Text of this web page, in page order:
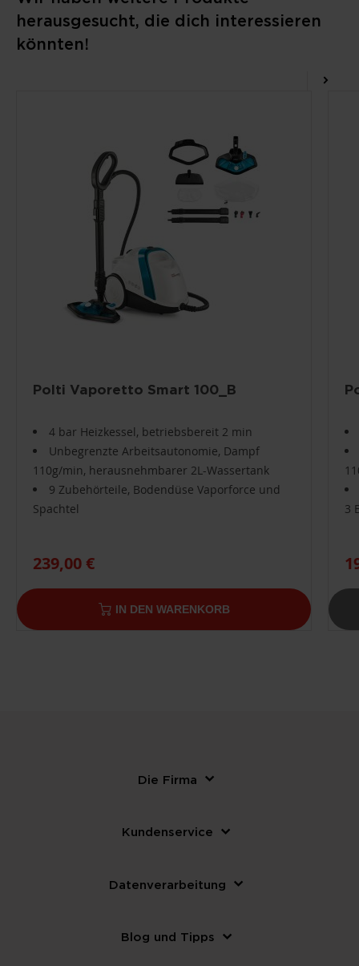
herausgesucht, die dich interessieren
könnten!
Polti Vaporetto Smart 100_B
4 bar Heizkessel, betriebsbereit 2 min
Unbegrenzte Arbeitsautonomie, Dampf
110g/min, herausnehmbarer 2L-Wassertank
9 Zubehörteile, Bodendüse Vaporforce und
Spachtel
239,00 €
IN DEN WARENKORB
3
Die Firma
Kundenservice
Datenverarbeitung
Blog und Tipps